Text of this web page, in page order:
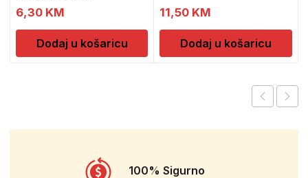
6,30 KM
Dodaj u košaricu
11,50 KM
Dodaj u košaricu
100% Sigurno